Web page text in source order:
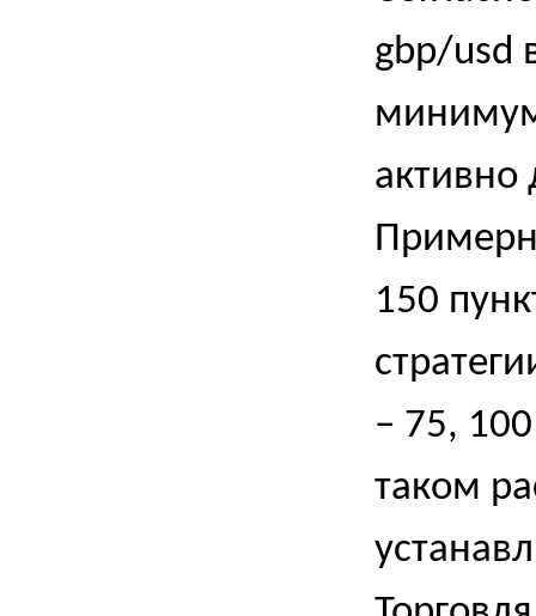
gbp/usd
активно
150
– 75,
таком